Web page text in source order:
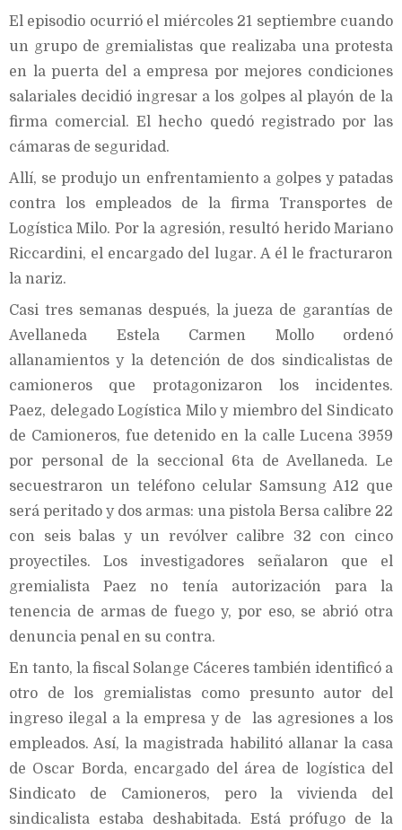
El episodio ocurrió el miércoles 21 septiembre cuando
un grupo de gremialistas que realizaba una protesta
en la puerta del a empresa por mejores condiciones
salariales decidió ingresar a los golpes al playón de la
firma comercial. El hecho quedó registrado por las
cámaras de seguridad.
Allí, se produjo un enfrentamiento a golpes y patadas
contra los empleados de la firma Transportes de
Logística Milo. Por la agresión, resultó herido Mariano
Riccardini, el encargado del lugar. A él le fracturaron
la nariz.
Casi tres semanas después, la jueza de garantías de
Avellaneda Estela Carmen Mollo ordenó
allanamientos y la detención de dos sindicalistas de
camioneros que protagonizaron los incidentes.
Paez, delegado Logística Milo y miembro del Sindicato
de Camioneros, fue detenido en la calle Lucena 3959
por personal de la seccional 6ta de Avellaneda. Le
secuestraron un teléfono celular Samsung A12 que
será peritado y dos armas: una pistola Bersa calibre 22
con seis balas y un revólver calibre 32 con cinco
proyectiles. Los investigadores señalaron que el
gremialista Paez no tenía autorización para la
tenencia de armas de fuego y, por eso, se abrió otra
denuncia penal en su contra.
En tanto, la fiscal Solange Cáceres también identificó a
otro de los gremialistas como presunto autor del
ingreso ilegal a la empresa y de las agresiones a los
empleados. Así, la magistrada habilitó allanar la casa
de Oscar Borda, encargado del área de logística del
Sindicato de Camioneros, pero la vivienda del
sindicalista estaba deshabitada. Está prófugo de la